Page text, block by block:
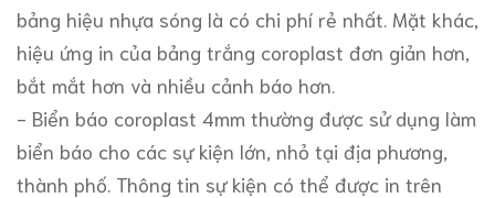
bảng hiệu nhựa sóng là có chi phí rẻ nhất. Mặt khác,
hiệu ứng in của bảng trắng coroplast đơn giản hơn,
bắt mắt hơn và nhiều cảnh báo hơn.
- Biển báo coroplast 4mm thường được sử dụng làm
biển báo cho các sự kiện lớn, nhỏ tại địa phương,
thành phố. Thông tin sự kiện có thể được in trên